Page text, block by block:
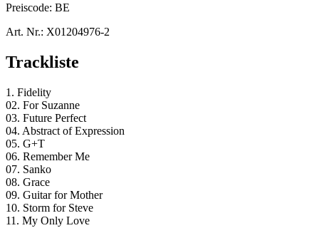
Preiscode: BE
Art. Nr.: X01204976-2
Trackliste
1. Fidelity
02. For Suzanne
03. Future Perfect
04. Abstract of Expression
05. G+T
06. Remember Me
07. Sanko
08. Grace
09. Guitar for Mother
10. Storm for Steve
11. My Only Love